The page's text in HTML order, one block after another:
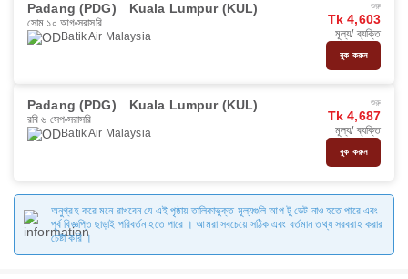
Padang (PDG) Kuala Lumpur (KUL)
সোম ১০ আগ সরাসরি
Batik Air Malaysia
শুরু
Tk 4,603
মূল্য/ ব্যক্তি
বুক করুন
Padang (PDG) Kuala Lumpur (KUL)
রবি ৬ সেপ সরাসরি
Batik Air Malaysia
শুরু
Tk 4,687
মূল্য/ ব্যক্তি
বুক করুন
অনুগ্রহ করে মনে রাখবেন যে এই পৃষ্ঠায় তালিকাভুক্ত মূল্যগুলি আপ টু ডেট নাও হতে পারে এবং
পূর্ব বিজ্ঞপ্তি ছাড়াই পরিবর্তন হতে পারে । আমরা সবচেয়ে সঠিক এবং বর্তমান তথ্য সরবরাহ করার
চেষ্টা করি ।